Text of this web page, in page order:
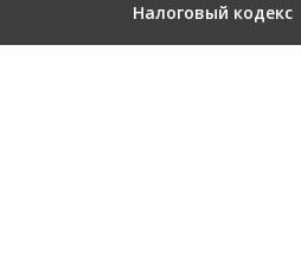
Налоговый кодекс